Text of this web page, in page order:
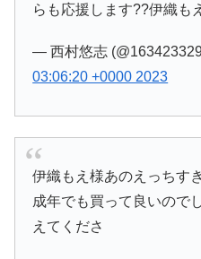
らも応援します??伊織も
— 西村悠志
03:06:20 +0000 2023
伊織もえ様あのえっちす
成年でも買って良いので
えてくださ